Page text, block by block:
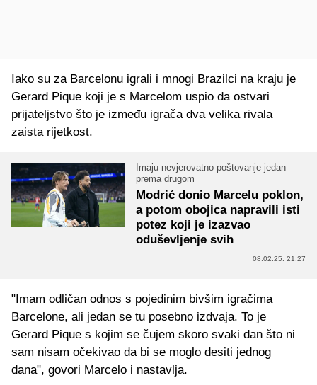
Iako su za Barcelonu igrali i mnogi Brazilci na kraju je
Gerard Pique koji je s Marcelom uspio da ostvari
prijateljstvo što je između igrača dva velika rivala
zaista rijetkost.
Imaju nevjerovatno poštovanje jedan
prema drugom
Modrić donio Marcelu poklon,
a potom obojica napravili isti
potez koji je izazvao
oduševljenje svih
08.02.25. 21:27
"Imam odličan odnos s pojedinim bivšim igračima
Barcelone, ali jedan se tu posebno izdvaja. To je
Gerard Pique s kojim se čujem skoro svaki dan što ni
sam nisam očekivao da bi se moglo desiti jednog
dana", govori Marcelo i nastavlja.